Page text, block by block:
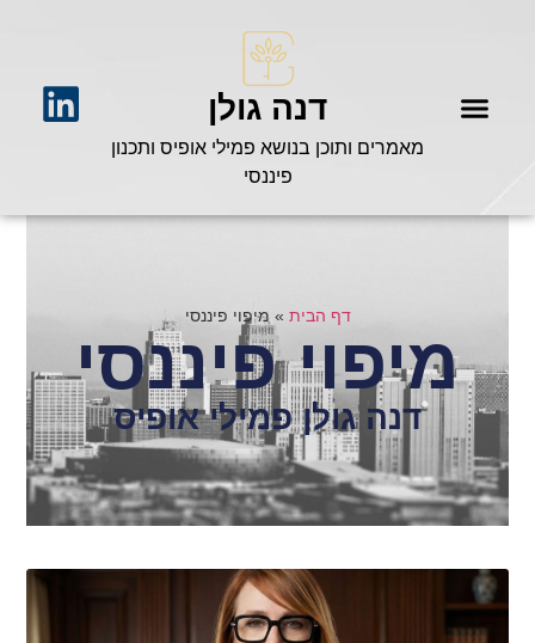
דנה גולן
מאמרים ותוכן בנושא פמילי אופיס ותכנון
פיננסי
דף הבית » מיפוי פיננסי
מיפוי פיננסי
דנה גולן פמילי אופיס